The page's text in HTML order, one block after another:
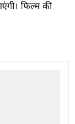
फिल्म की